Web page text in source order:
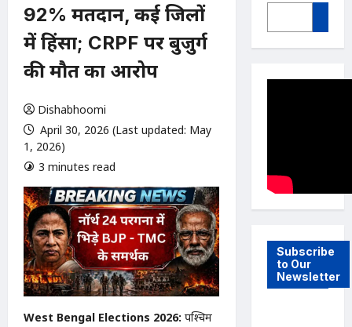
92% मतदान, कई जिलों
में हिंसा; CRPF पर बुजुर्ग
की मौत का आरोप
Dishabhoomi
April 30, 2026 (Last updated: May
1, 2026)
3 minutes read
West Bengal Elections 2026: पश्चिम
Subscribe
to Our
Newsletter